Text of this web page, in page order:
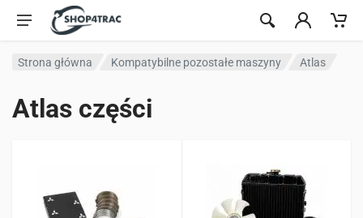
Przejdź do treści
Strona główna Kompatybilne pozostałe maszyny Atlas
Atlas części